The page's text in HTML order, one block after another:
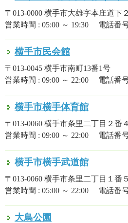
〒013-0000 横手市大雄字本庄道下
営業時間 : 05:00 ～ 19:30 電話番号
横手市民会館
〒013-0045 横手市南町13番1号
営業時間 : 09:00 ～ 22:00 電話番号
横手市横手体育館
〒013-0060 横手市条里二丁目２番
営業時間 : 09:00 ～ 22:00 電話番号
横手市横手武道館
〒013-0060 横手市条里二丁目１番
営業時間 : 05:00 ～ 22:00 電話番号
大鳥公園